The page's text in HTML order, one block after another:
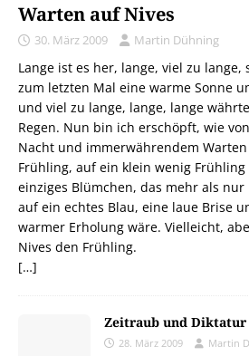
Warten auf Nives
30. März 2009 Martin Dühning
Lange ist es her, lange, viel zu
zum letzten Mal eine warme Sonne
und viel zu lange, lange, lange
Regen. Nun bin ich erschöpft, wie
Nacht und immerwährendem
Frühling, auf ein klein wenig
einziges Blümchen, das mehr als
auf ein echtes Blau, eine laue Brise
warmer Erholung wäre. Vielleicht,
Nives den Frühling.
[…]
Zeitraub und Diktatur
28. März 2009 Martin